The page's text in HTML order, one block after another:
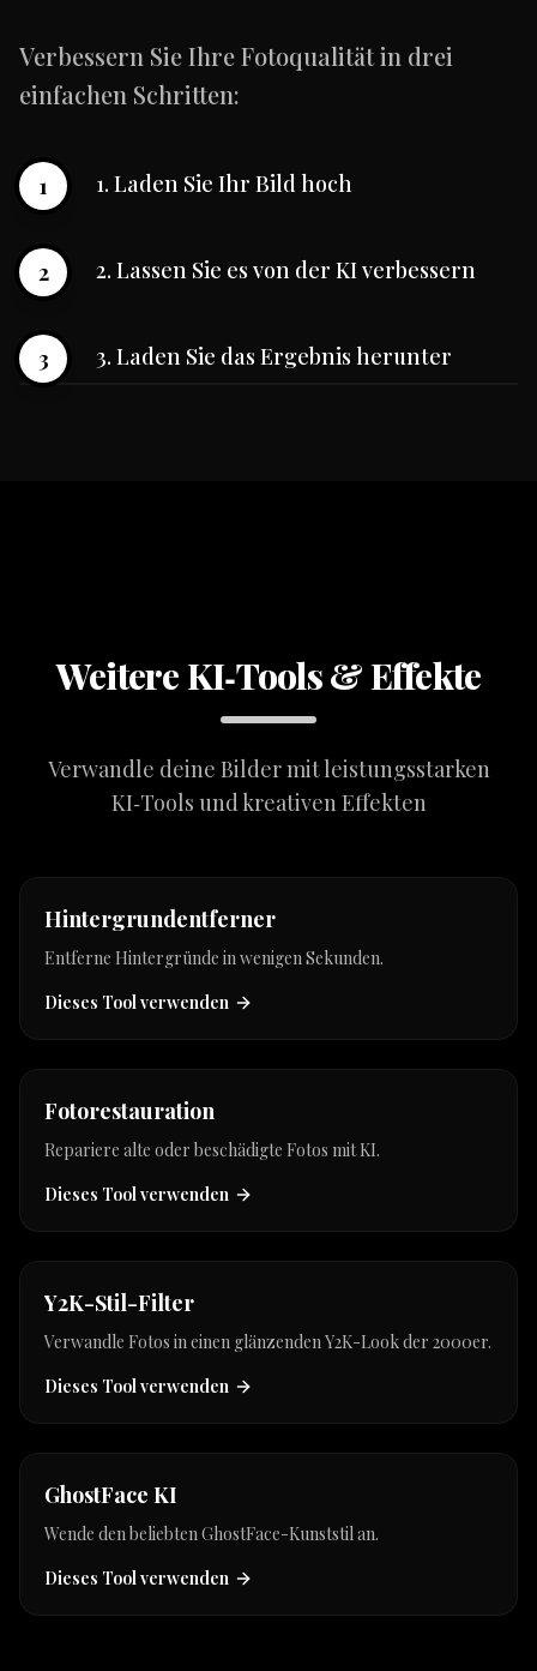
Verbessern Sie Ihre Fotoqualität in drei
einfachen Schritten:
1 1. Laden Sie Ihr Bild hoch
2 2. Lassen Sie es von der KI verbessern
3 3. Laden Sie das Ergebnis herunter
Weitere KI‑Tools & Effekte
Verwandle deine Bilder mit leistungsstarken
KI‑Tools und kreativen Effekten
Hintergrundentferner
Entferne Hintergründe in wenigen Sekunden.
Dieses Tool verwenden
Fotorestauration
Repariere alte oder beschädigte Fotos mit KI.
Dieses Tool verwenden
Y2K-Stil-Filter
Verwandle Fotos in einen glänzenden Y2K-Look der 2000er.
Dieses Tool verwenden
GhostFace KI
Wende den beliebten GhostFace-Kunststil an.
Dieses Tool verwenden